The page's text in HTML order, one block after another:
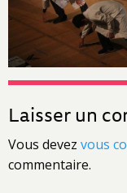
Laisser un
Vous devez vous
commentaire.